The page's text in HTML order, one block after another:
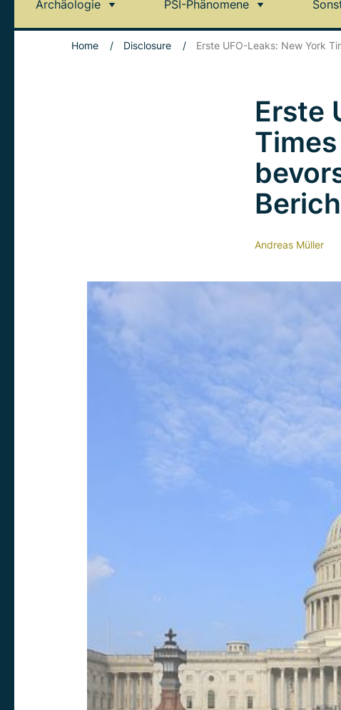
Archäologie PSI-Phänomene
Home / Disclosure / Erste UFO-Leaks: New York
Erste
Andreas Müller